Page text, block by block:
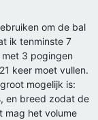
om de bal
ik tenminste 7
3 pogingen
keer moet vullen.
mogelijk is:
en breed zodat de
mag het volume